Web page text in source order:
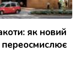
як новий
переосмислює